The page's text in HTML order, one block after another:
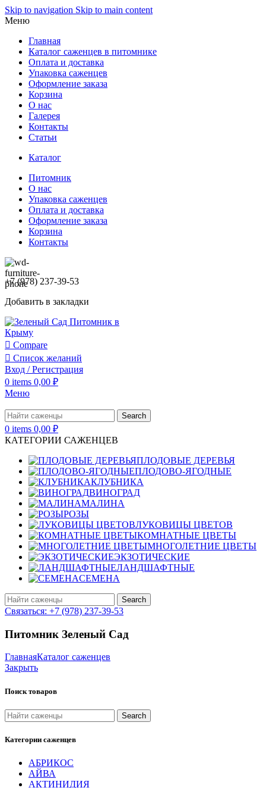
Skip to navigation Skip to main content
Меню
Главная
Каталог саженцев в питомнике
Оплата и доставка
Упаковка саженцев
Оформление заказа
Корзина
О нас
Галерея
Контакты
Статьи
Каталог
Питомник
О нас
Упаковка саженцев
Оплата и доставка
Оформление заказа
Корзина
Контакты
+7 (978) 237-39-53
Добавить в закладки
Compare
Список желаний
Вход / Регистрация
0 items 0,00 ₽
Меню
Search
0 items 0,00 ₽
КАТЕГОРИИ САЖЕНЦЕВ
ПЛОДОВЫЕ ДЕРЕВЬЯ
ПЛОДОВО-ЯГОДНЫЕ
КЛУБНИКА
ВИНОГРАД
МАЛИНА
РОЗЫ
ЛУКОВИЦЫ ЦВЕТОВ
КОМНАТНЫЕ ЦВЕТЫ
МНОГОЛЕТНИЕ ЦВЕТЫ
ЭКЗОТИЧЕСКИЕ
ЛАНДШАФТНЫЕ
СЕМЕНА
Search
Связаться: +7 (978) 237-39-53
Питомник Зеленый Сад
ГлавнаяКаталог саженцев
Закрыть
Поиск товаров
Search
Категории саженцев
АБРИКОС
АЙВА
АКТИНИДИЯ